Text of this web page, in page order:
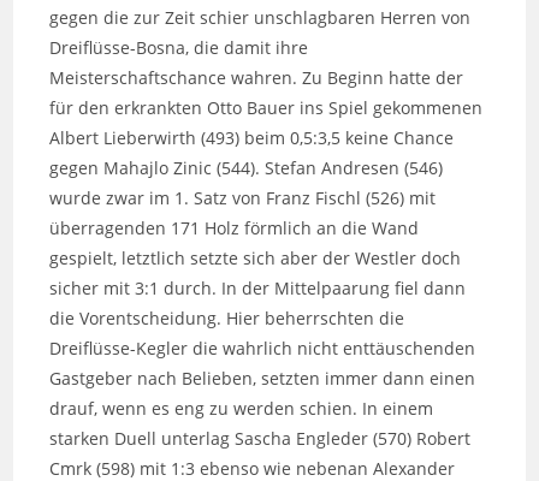
gegen die zur Zeit schier unschlagbaren Herren von
Dreiflüsse-Bosna, die damit ihre
Meisterschaftschance wahren. Zu Beginn hatte der
für den erkrankten Otto Bauer ins Spiel gekommenen
Albert Lieberwirth (493) beim 0,5:3,5 keine Chance
gegen Mahajlo Zinic (544). Stefan Andresen (546)
wurde zwar im 1. Satz von Franz Fischl (526) mit
überragenden 171 Holz förmlich an die Wand
gespielt, letztlich setzte sich aber der Westler doch
sicher mit 3:1 durch. In der Mittelpaarung fiel dann
die Vorentscheidung. Hier beherrschten die
Dreiflüsse-Kegler die wahrlich nicht enttäuschenden
Gastgeber nach Belieben, setzten immer dann einen
drauf, wenn es eng zu werden schien. In einem
starken Duell unterlag Sascha Engleder (570) Robert
Cmrk (598) mit 1:3 ebenso wie nebenan Alexander